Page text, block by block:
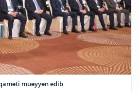
müəyyən edib